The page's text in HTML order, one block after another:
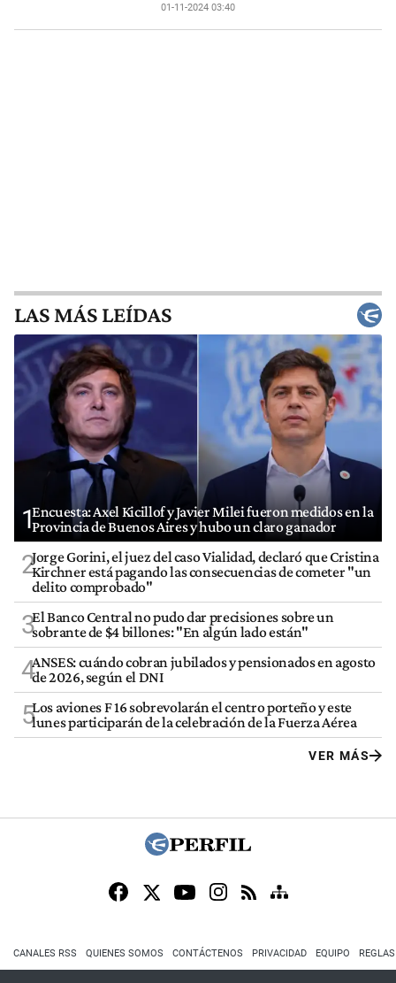
01-11-2024 03:40
LAS MÁS LEÍDAS
1Encuesta: Axel Kicillof y Javier Milei fueron medidos en la
Provincia de Buenos Aires y hubo un claro ganador
2Jorge Gorini, el juez del caso Vialidad, declaró que Cristina
Kirchner está pagando las consecuencias de cometer "un
delito comprobado"
3El Banco Central no pudo dar precisiones sobre un
sobrante de $4 billones: "En algún lado están"
4ANSES: cuándo cobran jubilados y pensionados en agosto
de 2026, según el DNI
5Los aviones F 16 sobrevolarán el centro porteño y este
lunes participarán de la celebración de la Fuerza Aérea
VER MÁS
CANALES RSS QUIENES SOMOS CONTÁCTENOS PRIVACIDAD EQUIPO